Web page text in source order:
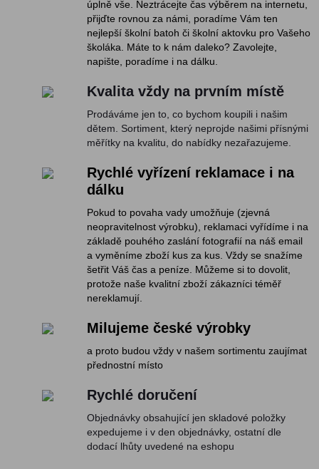
úplně vše. Neztrácejte čas výběrem na internetu,
přijďte rovnou za námi, poradíme Vám ten
nejlepší školní batoh či školní aktovku pro Vašeho
školáka. Máte to k nám daleko? Zavolejte,
napište, poradíme i na dálku.
Kvalita vždy na prvním místě
Prodáváme jen to, co bychom koupili i našim
dětem. Sortiment, který neprojde našimi přísnými
měřítky na kvalitu, do nabídky nezařazujeme.
Rychlé vyřízení reklamace i na
dálku
Pokud to povaha vady umožňuje (zjevná
neopravitelnost výrobku), reklamaci vyřídíme i na
základě pouhého zaslání fotografií na náš email
a vyměníme zboží kus za kus. Vždy se snažíme
šetřit Váš čas a peníze. Můžeme si to dovolit,
protože naše kvalitní zboží zákazníci téměř
nereklamují.
Milujeme české výrobky
a proto budou vždy v našem sortimentu zaujímat
přednostní místo
Rychlé doručení
Objednávky obsahující jen skladové položky
expedujeme i v den objednávky, ostatní dle
dodací lhůty uvedené na eshopu